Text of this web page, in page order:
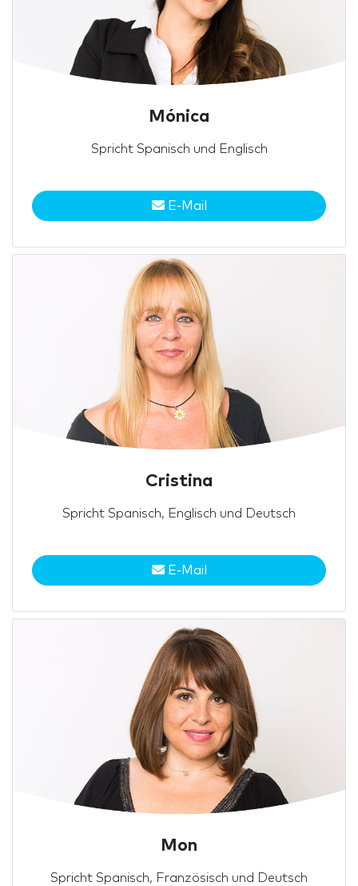
Mónica
Spricht Spanisch und Englisch
E-Mail
Cristina
Spricht Spanisch, Englisch und Deutsch
E-Mail
Mon
Spricht Spanisch, Französisch und Deutsch